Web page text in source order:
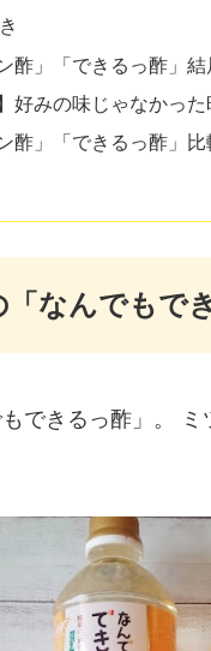
酢」「できるっ酢」
好みの味じゃなかっ
酢」「できるっ酢」
なんでもで
できるっ酢」。